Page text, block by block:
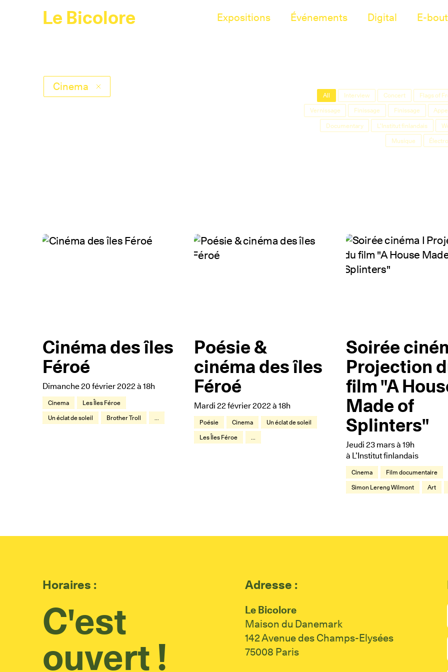
Le Bicolore Expositions Événements Digital E-
Cinema
All Interview Concert Flags of
Vernissage
Finissage Finissage
Documentary
L'Institut finlandais
Musique
Cinéma des îles
Féroé
Dimanche 20 février 2022 à 18h
Cinema
Les Îles Féroe
Un éclat de soleil
Brother Troll ...
Poésie &
cinéma des îles
Féroé
Mardi 22 février 2022 à 18h
Poésie Cinema
Un éclat de soleil
Les Îles Féroe
...
Soirée
Projection
film "A
Made of
Splinters"
Jeudi 23 mars à 19h
à L’Institut finlandais
Cinema
Film documentaire
Simon Lereng Wilmont
Art
Horaires :
C'est
ouvert !
Adresse :
Le Bicolore
Maison du Danemark
142 Avenue des Champs-Elysées
75008 Paris